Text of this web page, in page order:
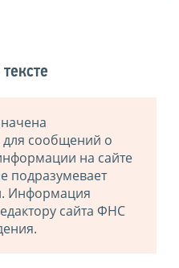
для сообщений о
на сайте
подразумевает
Информация
сайта ФНС